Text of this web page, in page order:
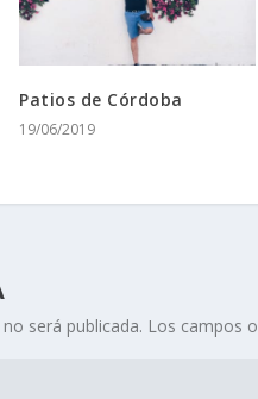
Patios de Córdoba
19/06/2019
será publicada. Los campos